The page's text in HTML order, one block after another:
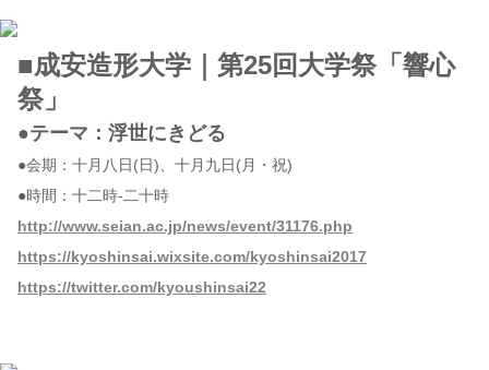
■成安造形大学｜第25回大学祭「響心
祭」
●テーマ：浮世にきどる
●会期：十月八日(日)、十月九日(月・祝)
●時間：十二時-二十時
http://www.seian.ac.jp/news/event/31176.php
https://kyoshinsai.wixsite.com/kyoshinsai2017
https://twitter.com/kyoushinsai22